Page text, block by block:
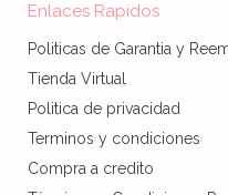
Enlaces Rapidos
Politicas de Garantia y
Tienda Virtual
Politica de privacidad
Terminos y condiciones
Compra a credito